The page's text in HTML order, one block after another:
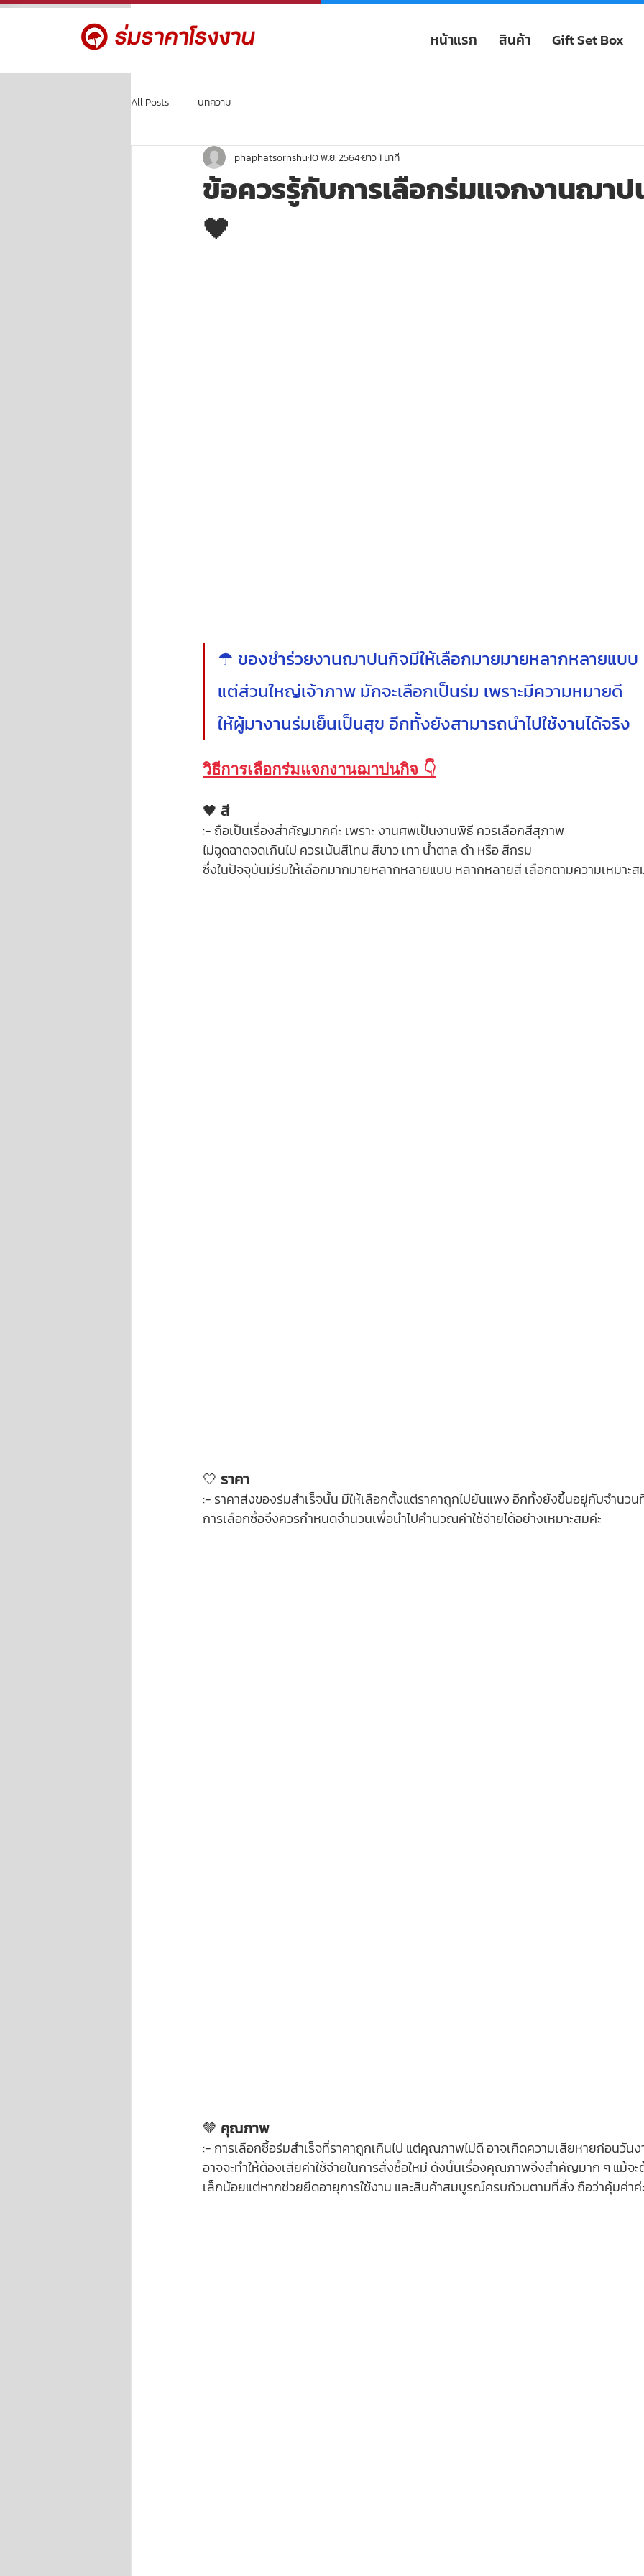
หน้าแรก สินค้า Gift Set Box
All Posts บทความ
ข้อควรรู้กับการเลือกร่มแจกงานฌาป
🖤
phaphatsornshu10 พ.ย. 2564ยาว 1 นาที
☂ ของชำร่วยงานฌาปนกิจมีให้เลือกมายมายหลากหลายแบบ
แต่ส่วนใหญ่เจ้าภาพ มักจะเลือกเป็นร่ม เพราะมีความหมายดี
ให้ผู้มางานร่มเย็นเป็นสุข อีกทั้งยังสามารถนำไปใช้งานได้จริง
วิธีการเลือกร่มแจกงานฌาปนกิจ 👇
🖤 สี
:- ถือเป็นเรื่องสำคัญมากค่ะ เพราะ งานศพเป็นงานพิธี ควรเลือกสีสุภาพ
ไม่ฉูดฉาดจดเกินไป ควรเน้นสีโทน สีขาว เทา น้ำตาล ดำ หรือ สีกรม
ซึ่งในปัจจุบันมีร่มให้เลือกมากมายหลากหลายแบบ หลากหลายสี เลือกตามความเหมาะส
🤍 ราคา
:- ราคาส่งของร่มสำเร็จนั้น มีให้เลือกตั้งแต่ราคาถูกไปยันแพง อีกทั้งยังขึ้นอยู่กับจำนว
การเลือกซื้อจึงควรกำหนดจำนวนเพื่อนำไปคำนวณค่าใช้จ่ายได้อย่างเหมาะสมค่ะ
🤎 คุณภาพ
:- การเลือกซื้อร่มสำเร็จที่ราคาถูกเกินไป แต่คุณภาพไม่ดี อาจเกิดความเสียหายก่อนวัน
อาจจะทำให้ต้องเสียค่าใช้จ่ายในการสั่งซื้อใหม่ ดังนั้นเรื่องคุณภาพจึงสำคัญมาก ๆ แม้จ
เล็กน้อยแต่หากช่วยยืดอายุการใช้งาน และสินค้าสมบูรณ์ครบถ้วนตามที่สั่ง ถือว่าคุ้มค่าค่